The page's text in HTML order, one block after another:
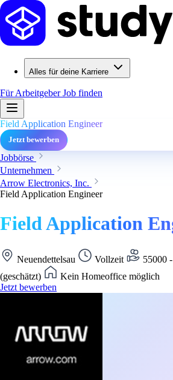
Alles für deine Karriere
Für ArbeitgeberJob finden
Field Application Engineer
Jetzt bewerben
Jobbörse
Unternehmen
Arrow Electronics, Inc.
Field Application Engineer
Field Application
Neuendettelsau Vollzeit
55000
(geschätzt)
Kein Homeoffice möglich
Jetzt bewerben